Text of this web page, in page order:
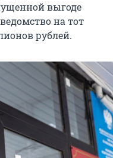
выгоде
на тот
рублей.